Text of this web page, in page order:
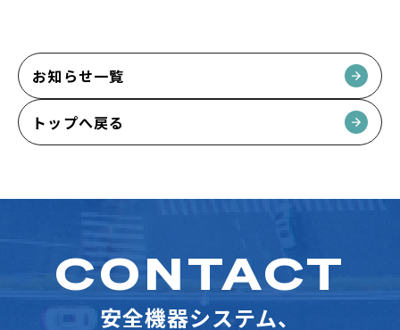
お知らせ一覧
トップへ戻る
CONTACT
安全機器システム、